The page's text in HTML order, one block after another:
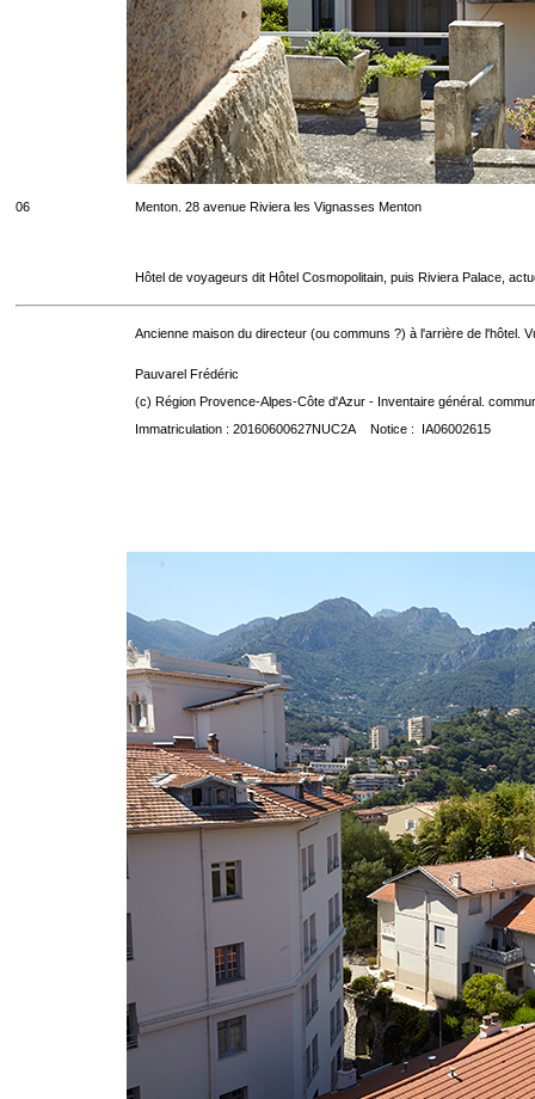
06 Menton. 28 avenue Riviera les Vignasses Menton
Hôtel de voyageurs dit Hôtel Cosmopolitain, puis Riviera Palace,
Ancienne maison du directeur (ou communs ?) à l'arrière de l'hôtel.
Pauvarel Frédéric
(c) Région Provence-Alpes-Côte d'Azur - Inventaire général.
Immatriculation : 20160600627NUC2A Notice : IA06002615